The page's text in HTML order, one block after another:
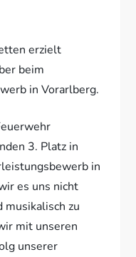
erzielt
beim
in Vorarlberg.
3. Platz in
in
es uns nicht
musikalisch zu
mit unseren
unserer